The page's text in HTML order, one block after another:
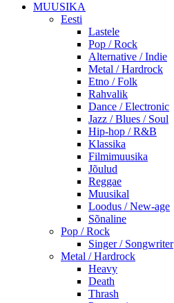
MUUSIKA
Eesti
Lastele
Pop / Rock
Alternative / Indie
Metal / Hardrock
Etno / Folk
Rahvalik
Dance / Electronic
Jazz / Blues / Soul
Hip-hop / R&B
Klassika
Filmimuusika
Jõulud
Reggae
Muusikal
Loodus / New-age
Sõnaline
Pop / Rock
Singer / Songwriter
Metal / Hardrock
Heavy
Death
Thrash